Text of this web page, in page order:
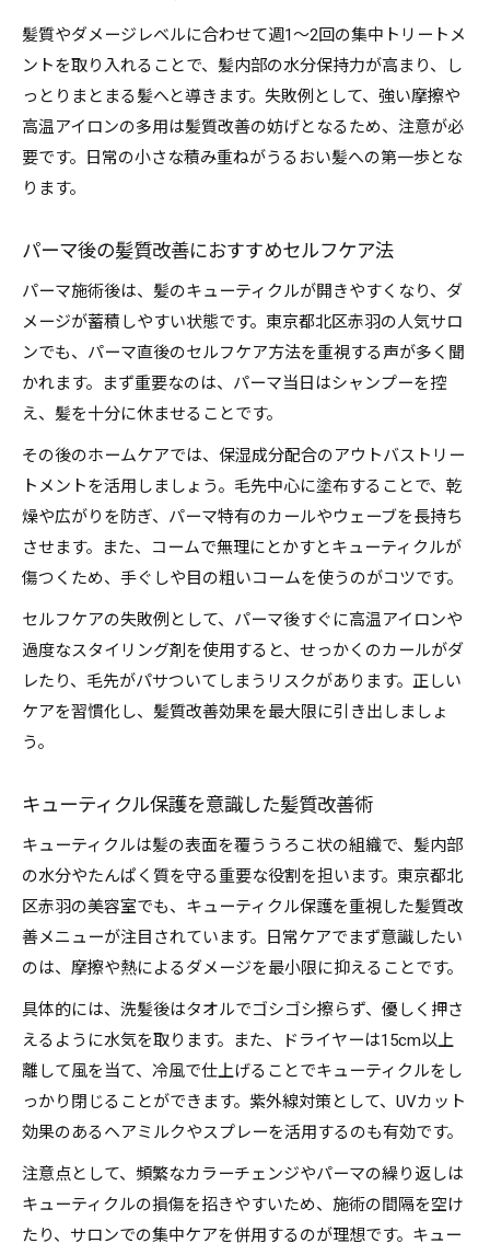
髪質やダメージレベルに合わせて週1～2回の集中トリートメ
ントを取り入れることで、髪内部の水分保持力が高まり、し
っとりまとまる髪へと導きます。失敗例として、強い摩擦や
高温アイロンの多用は髪質改善の妨げとなるため、注意が必
要です。日常の小さな積み重ねがうるおい髪への第一歩とな
ります。
パーマ後の髪質改善におすすめセルフケア法
パーマ施術後は、髪のキューティクルが開きやすくなり、ダ
メージが蓄積しやすい状態です。東京都北区赤羽の人気サロ
ンでも、パーマ直後のセルフケア方法を重視する声が多く聞
かれます。まず重要なのは、パーマ当日はシャンプーを控
え、髪を十分に休ませることです。
その後のホームケアでは、保湿成分配合のアウトバストリー
トメントを活用しましょう。毛先中心に塗布することで、乾
燥や広がりを防ぎ、パーマ特有のカールやウェーブを長持ち
させます。また、コームで無理にとかすとキューティクルが
傷つくため、手ぐしや目の粗いコームを使うのがコツです。
セルフケアの失敗例として、パーマ後すぐに高温アイロンや
過度なスタイリング剤を使用すると、せっかくのカールがダ
レたり、毛先がパサついてしまうリスクがあります。正しい
ケアを習慣化し、髪質改善効果を最大限に引き出しましょ
う。
キューティクル保護を意識した髪質改善術
キューティクルは髪の表面を覆ううろこ状の組織で、髪内部
の水分やたんぱく質を守る重要な役割を担います。東京都北
区赤羽の美容室でも、キューティクル保護を重視した髪質改
善メニューが注目されています。日常ケアでまず意識したい
のは、摩擦や熱によるダメージを最小限に抑えることです。
具体的には、洗髪後はタオルでゴシゴシ擦らず、優しく押さ
えるように水気を取ります。また、ドライヤーは15cm以上
離して風を当て、冷風で仕上げることでキューティクルをし
っかり閉じることができます。紫外線対策として、UVカット
効果のあるヘアミルクやスプレーを活用するのも有効です。
注意点として、頻繁なカラーチェンジやパーマの繰り返しは
キューティクルの損傷を招きやすいため、施術の間隔を空け
たり、サロンでの集中ケアを併用するのが理想です。キュー